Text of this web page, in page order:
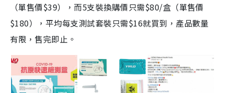
（單售價$39），而5支裝換購價只需$80/盒（單售價
$180），平均每支測試套裝只需$16就買到，產品數量
有限，售完即止。